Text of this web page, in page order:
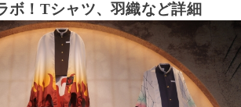
ボ！Tシャツ、羽織など詳細